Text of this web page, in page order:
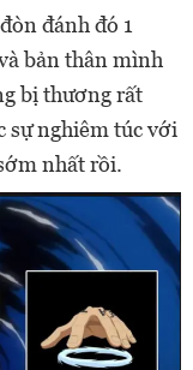
đánh đó 1
bản thân mình
bị thương rất
sự nghiêm túc với
nhất rồi.